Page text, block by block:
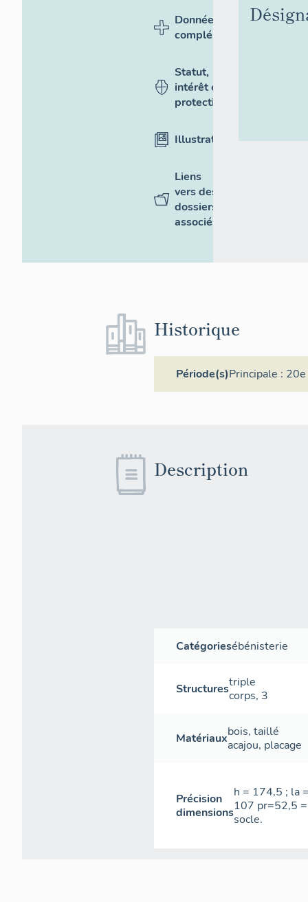
Données
complémentaires
Statut,
intérêt et
protection
Illustrations
Liens
vers des
dossiers
associés
Historique
Période(s)Principale :
Description
Catégoriesébénisterie
Structurestriple
corps, 3
Matériauxbois, taillé
acajou, placage
Précision
dimensions
h = 174,5 ; la
107 pr=52,5
socle.